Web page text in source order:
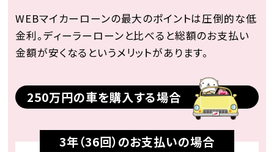
WEBマイカーローンの最⼤のポイントは圧倒的な低
⾦利。ディーラーローンと⽐べると総額のお⽀払い
⾦額が安くなるというメリットがあります。
250万円の⾞を購⼊する場合
3年（36回）のお⽀払いの場合